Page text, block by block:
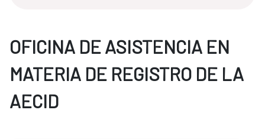
OFICINA DE ASISTENCIA EN
MATERIA DE REGISTRO DE LA
AECID